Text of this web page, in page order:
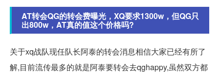
AT转会QG的转会费曝光，XQ要求1300w，但QG只
出800w，AT真的值这个价格吗?
关于xq战队现任队长阿泰的转会消息相信大家已经有所了
解,目前流传最多的就是阿泰要转会去qghappy,虽然双方都